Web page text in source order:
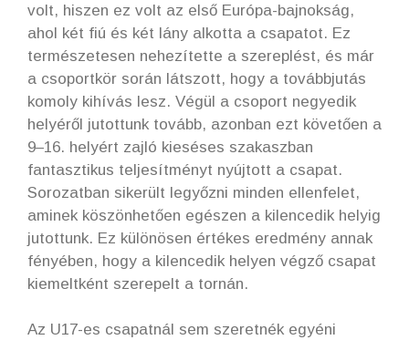
volt, hiszen ez volt az első Európa-bajnokság,
ahol két fiú és két lány alkotta a csapatot. Ez
természetesen nehezítette a szereplést, és már
a csoportkör során látszott, hogy a továbbjutás
komoly kihívás lesz. Végül a csoport negyedik
helyéről jutottunk tovább, azonban ezt követően a
9–16. helyért zajló kieséses szakaszban
fantasztikus teljesítményt nyújtott a csapat.
Sorozatban sikerült legyőzni minden ellenfelet,
aminek köszönhetően egészen a kilencedik helyig
jutottunk. Ez különösen értékes eredmény annak
fényében, hogy a kilencedik helyen végző csapat
kiemeltként szerepelt a tornán.
Az U17-es csapatnál sem szeretnék egyéni